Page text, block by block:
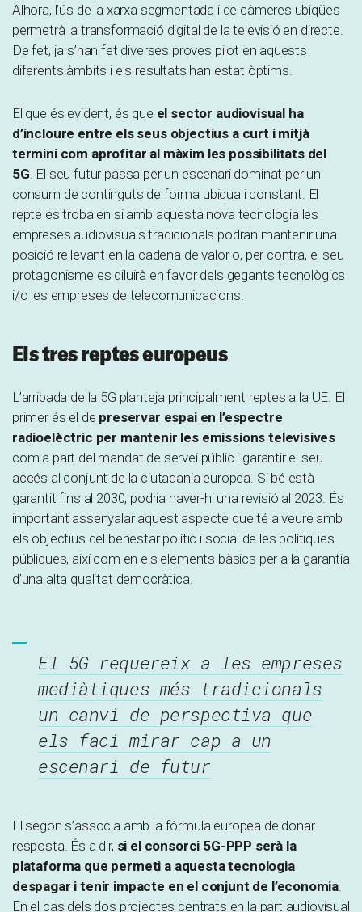
Alhora, l’ús de la xarxa segmentada i de càmeres ubiqües
permetrà la transformació digital de la televisió en directe.
De fet, ja s’han fet diverses proves pilot en aquests
diferents àmbits i els resultats han estat òptims.
El que és evident, és que el sector audiovisual ha
d’incloure entre els seus objectius a curt i mitjà
termini com aprofitar al màxim les possibilitats del
5G . El seu futur passa per un escenari dominat per un
consum de continguts de forma ubiqua i constant. El
repte es troba en si amb aquesta nova tecnologia les
empreses audiovisuals tradicionals podran mantenir una
posició rellevant en la cadena de valor o, per contra, el seu
protagonisme es diluirà en favor dels gegants tecnològics
i/o les empreses de telecomunicacions.
Els tres reptes europeus
L’arribada de la 5G planteja principalment reptes a la UE. El
primer és el de preservar espai en l’espectre
radioelèctric per mantenir les emissions televisives
com a part del mandat de servei públic i garantir el seu
accés al conjunt de la ciutadania europea. Si bé està
garantit fins al 2030, podria haver-hi una revisió al 2023. És
important assenyalar aquest aspecte que té a veure amb
els objectius del benestar polític i social de les polítiques
públiques, així com en els elements bàsics per a la garantia
d’una alta qualitat democràtica.
El 5G requereix a les empreses
mediàtiques més tradicionals
un canvi de perspectiva que
els faci mirar cap a un
escenari de futur
El segon s’associa amb la fórmula europea de donar
resposta. És a dir, si el consorci 5G-PPP serà la
plataforma que permeti a aquesta tecnologia
despagar i tenir impacte en el conjunt de l’economia
En el cas dels dos projectes centrats en la part audiovisual